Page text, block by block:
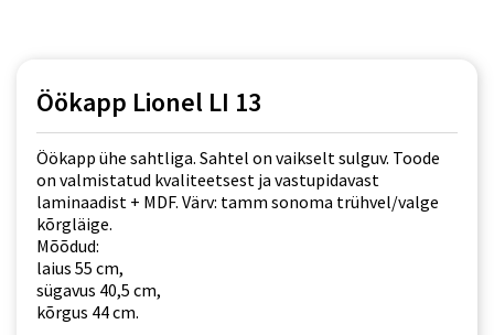
Öökapp Lionel LI 13
Öökapp ühe sahtliga. Sahtel on vaikselt sulguv. Toode
on valmistatud kvaliteetsest ja vastupidavast
laminaadist + MDF. Värv: tamm sonoma trühvel/valge
kõrgläige.
Mõõdud:
laius 55 cm,
sügavus 40,5 cm,
kõrgus 44 cm.